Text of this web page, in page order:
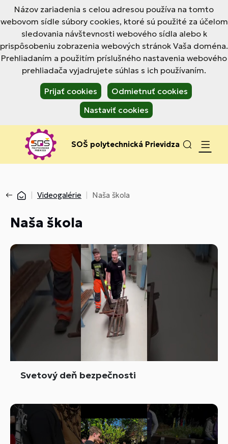
Názov zariadenia s celou adresou používa na tomto
webovom sídle súbory cookies, ktoré sú použité za účelom
sledovania návštevnosti webového sídla alebo k
prispôsobeniu zobrazenia webových stránok Vaša doména.
Prehliadaním a použitím príslušného nastavenia webového
prehliadača vyjadrujete súhlas s ich používaním.
Prijať cookies
Odmietnuť cookies
Nastaviť cookies
SOŠ polytechnická Prievidza
Videogalérie Naša škola
Naša škola
Svetový deň bezpečnosti